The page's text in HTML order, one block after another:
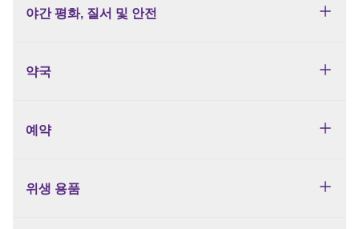
야간 평화, 질서 및 안전
약국
예약
위생 용품